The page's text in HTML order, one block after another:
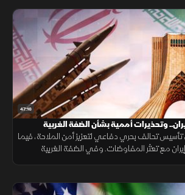
47:16
وتحذيرات أممية بشأن الضفة الغربية
تحالف بحري دفاعي لتعزيز أمن الملاحة، فيما
مع تعثر المفاوضات. وفي الضفة الغربية